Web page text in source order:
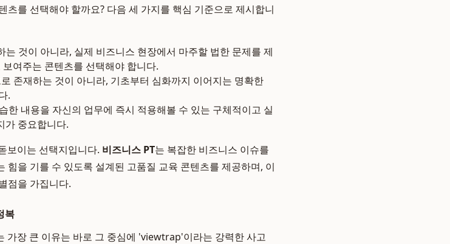
츠를 선택해야 할까요? 다음 세 가지를 핵심 기준으로 제시합니
는 것이 아니라, 실제 비즈니스 현장에서 마주할 법한 문제를 제
여주는 콘텐츠를 선택해야 합니다.
존재하는 것이 아니라, 기초부터 심화까지 이어지는 명확한
.
한 내용을 자신의 업무에 즉시 적용해볼 수 있는 구체적이고 실
가 중요합니다.
보이는 선택지입니다. 비즈니스 PT는 복잡한 비즈니스 이슈를
힘을 기를 수 있도록 설계된 고품질 교육 콘텐츠를 제공하며, 이
점을 가집니다.
복
가장 큰 이유는 바로 그 중심에 'viewtrap'이라는 강력한 사고